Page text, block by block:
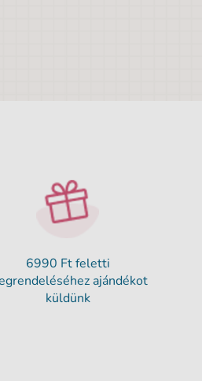
6990 Ft feletti
ajándékot
küldünk